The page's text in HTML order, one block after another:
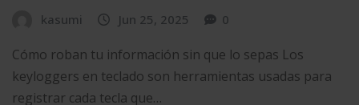
kasumi Jun 25, 2025 0
Cómo roban tu información sin que lo sepas Los
keyloggers en teclado son herramientas usadas para
registrar cada tecla que…